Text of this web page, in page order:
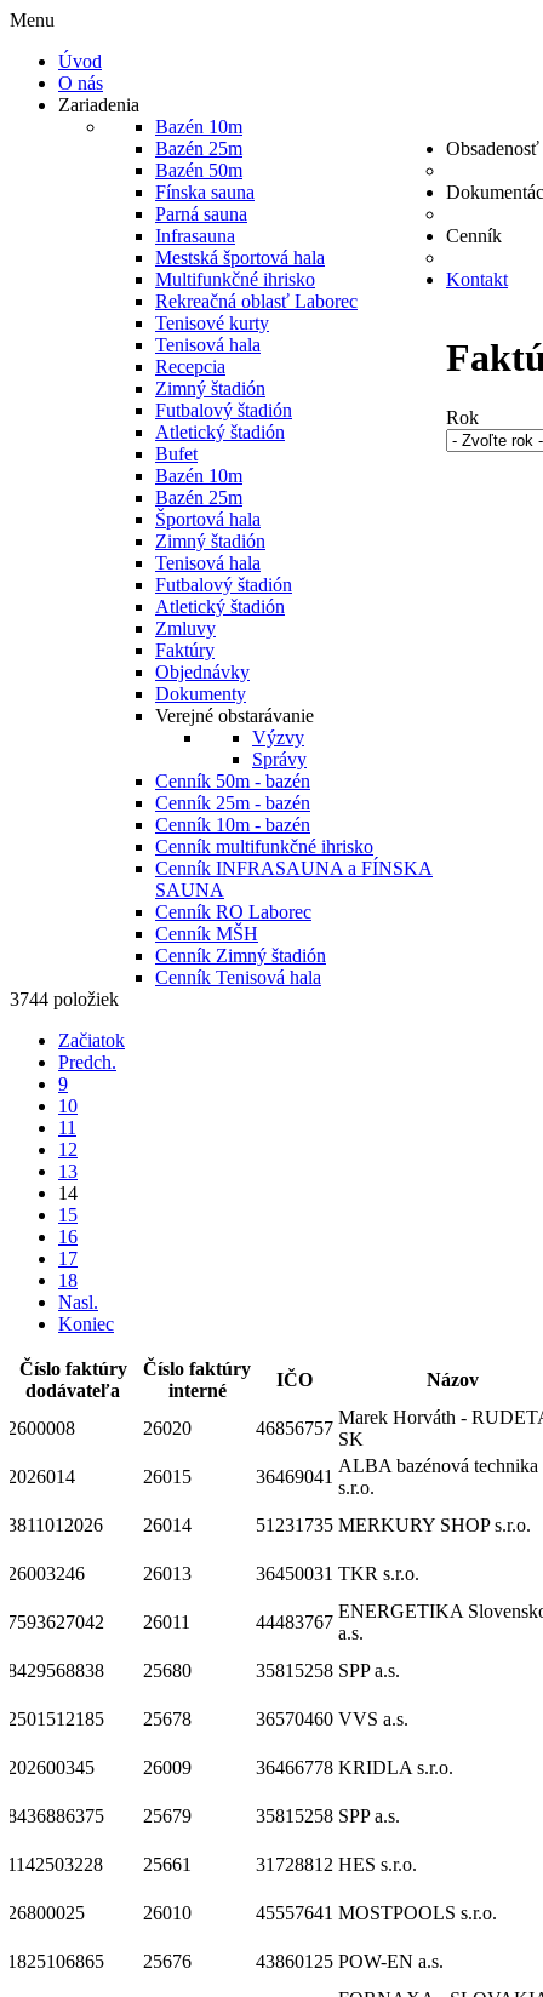
Menu
Úvod
O nás
Zariadenia
Bazén 10m
Bazén 25m
Bazén 50m
Fínska sauna
Parná sauna
Infrasauna
Mestská športová hala
Multifunkčné ihrisko
Rekreačná oblasť Laborec
Tenisové kurty
Tenisová hala
Recepcia
Zimný štadión
Futbalový štadión
Atletický štadión
Bufet
Bazén 10m
Bazén 25m
Športová hala
Zimný štadión
Tenisová hala
Futbalový štadión
Atletický štadión
Zmluvy
Faktúry
Objednávky
Dokumenty
Verejné obstarávanie
Výzvy
Správy
Cenník
Cenník 50m - bazén
Cenník 25m - bazén
Cenník 10m - bazén
Cenník multifunkčné ihrisko
Cenník INFRASAUNA a FÍNSKA
SAUNA
Cenník RO Laborec
Cenník MŠH
Cenník Zimný štadión
Cenník Tenisová hala
Kontakt
Rok
3744 položiek
Začiatok
Predch.
9
10
11
12
13
14
15
16
17
18
Nasl.
Koniec
Číslo faktúry
dodávateľa
Číslo faktúry
interné
IČO Názov
2600008 26020 46856757
Marek Horváth -
SK
2026014
26015 36469041
ALBA bazénová technika
s.r.o.
3811012026
26014 51231735 MERKURY SHOP s.r.o.
26003246 26013 36450031 TKR s.r.o.
7593627042 26011 44483767
ENERGETIKA
a.s.
8429568838
25680 35815258 SPP a.s.
2501512185 25678 36570460 VVS a.s.
202600345 26009 36466778 KRIDLA s.r.o.
8436886375 25679 35815258 SPP a.s.
1142503228 25661 31728812 HES s.r.o.
26800025 26010 45557641 MOSTPOOLS s.r.o.
1825106865 25676 43860125 POW-EN a.s.